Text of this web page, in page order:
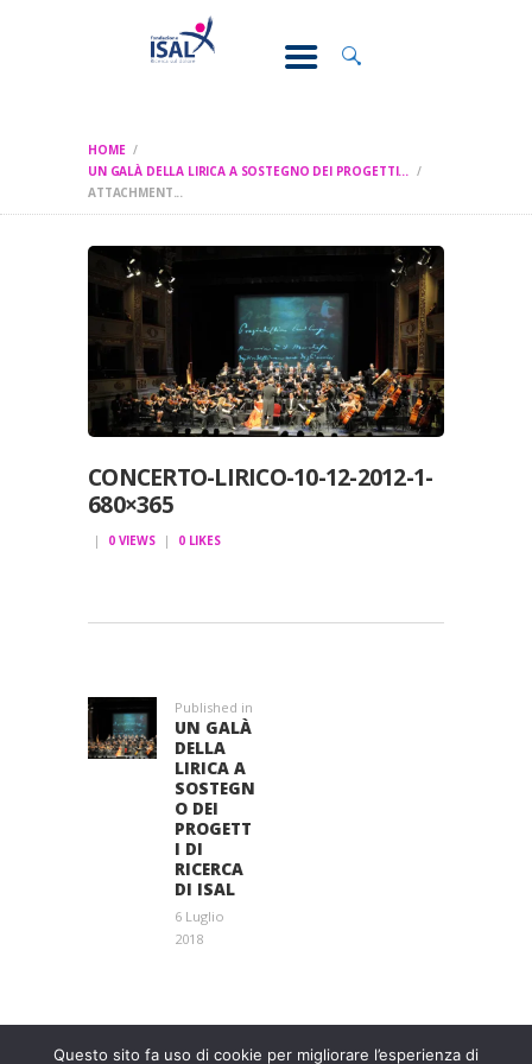
HOME
UN GALÀ DELLA LIRICA A SOSTEGNO DEI PROGETTI...
ATTACHMENT...
CONOSCI IL
DOLORE
RICERCA
FORMAZIONE
CHI SIAMO
CONCERTO-LIRICO-10-12-2012-1-
680×365
0 VIEWS 0 LIKES
Published in
UN GALÀ
DELLA
LIRICA A
SOSTEGN
O DEI
PROGETT
I DI
RICERCA
DI ISAL
6 Luglio
2018
Questo sito fa uso di cookie per migliorare l’esperienza di